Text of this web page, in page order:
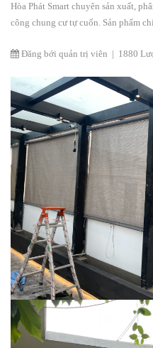
Hòa Phát Smart chuyên sản xuất,
công chung cư tự cuốn. Sản phẩm
Đăng bới quản trị viên | 1880